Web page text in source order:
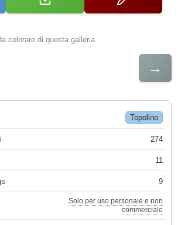
colorare di questa galleria
→
Topolino
274
11
9
Solo per uso personale e non
commerciale